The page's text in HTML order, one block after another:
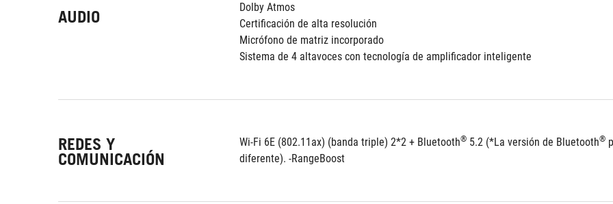
AUDIO
Dolby Atmos
Certificación de alta resolución
Micrófono de matriz incorporado
Sistema de 4 altavoces con tecnología de amplificador inteligente
REDES Y
COMUNICACIÓN
Wi-Fi 6E (802.11ax) (banda triple) 2*2 + Bluetooth® 5.2 (*La versión de Bluetooth®
diferente). -RangeBoost